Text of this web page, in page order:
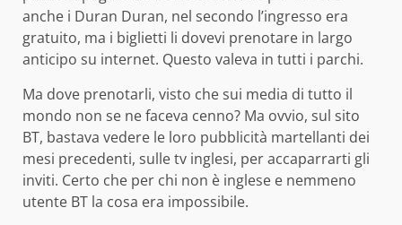
anche i Duran Duran, nel secondo l’ingresso era
gratuito, ma i biglietti li dovevi prenotare in largo
anticipo su internet. Questo valeva in tutti i parchi.
Ma dove prenotarli, visto che sui media di tutto il
mondo non se ne faceva cenno? Ma ovvio, sul sito
BT, bastava vedere le loro pubblicità martellanti dei
mesi precedenti, sulle tv inglesi, per accaparrarti gli
inviti. Certo che per chi non è inglese e nemmeno
utente BT la cosa era impossibile.